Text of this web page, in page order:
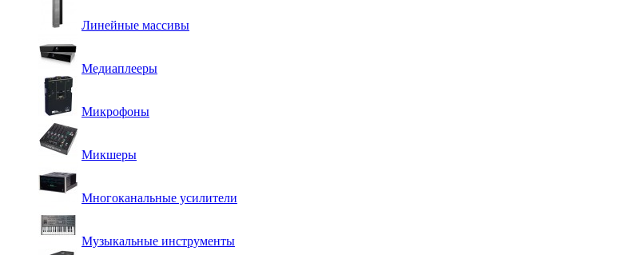
Линейные массивы
Медиаплееры
Микрофоны
Микшеры
Многоканальные усилители
Музыкальные инструменты